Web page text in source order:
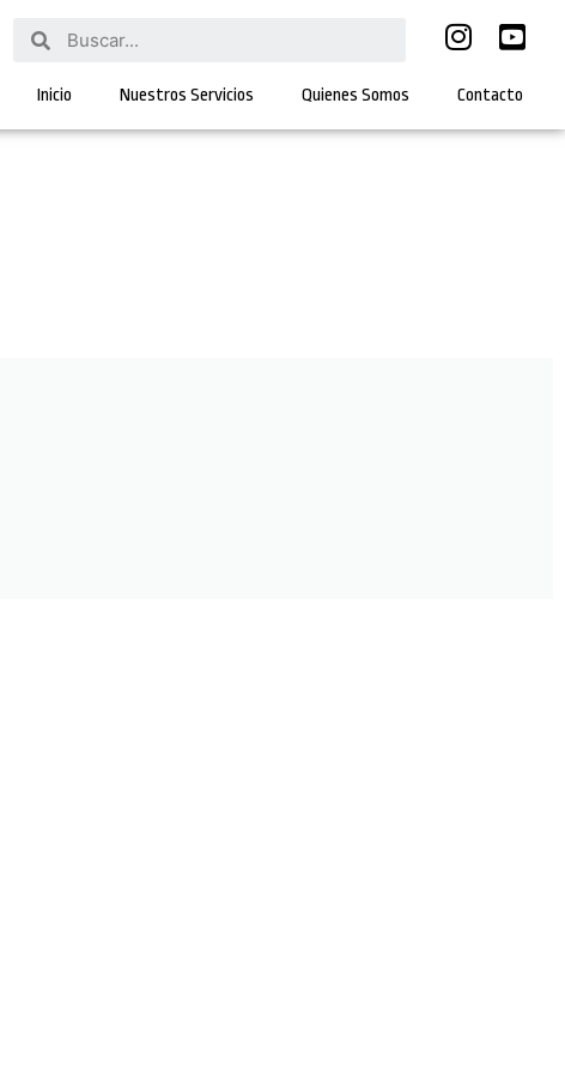
Inicio Nuestros Servicios Quienes Somos Contacto